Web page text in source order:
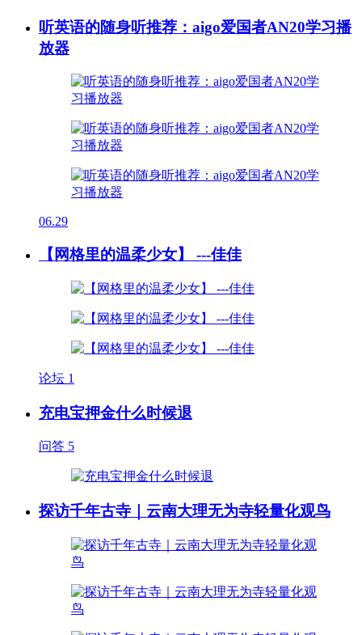
听英语的随身听推荐：aigo爱国者AN20学习播
放器
06.29
【网格里的温柔少女】 ---佳佳
论坛 1
充电宝押金什么时候退
问答 5
探访千年古寺｜云南大理无为寺轻量化观鸟